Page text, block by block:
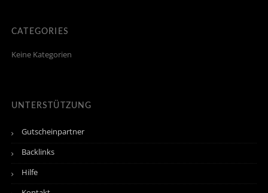
CATEGORIES
Keine Kategorien
UNTERSTÜTZUNG
Gutscheinpartner
Backlinks
Hilfe